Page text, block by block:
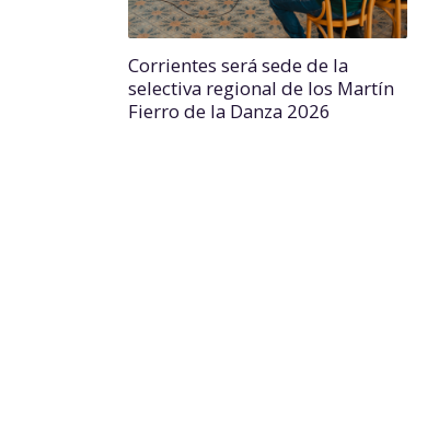
Corrientes será sede de la
selectiva regional de los Martín
Fierro de la Danza 2026